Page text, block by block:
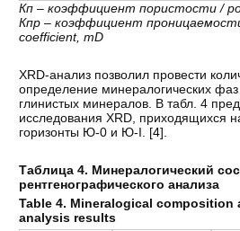
Кп – коэффициент пористости /
Кпр – коэффициент
coefficient, mD
XRD-анализ позволил провести
определение минералогических
глинистых минералов. В табл. 4
исследования XRD, приходящихся
горизонты Ю-0 и Ю-I. [4].
Таблица 4. Минералогический
рентгенографического анализа
Table 4. Mineralogical composition
analysis results